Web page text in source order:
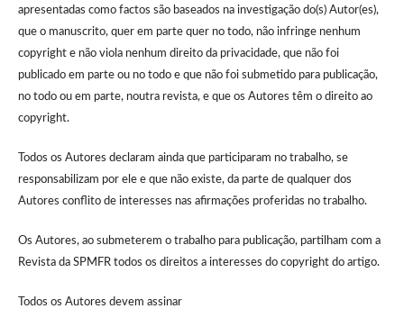
apresentadas como factos são baseados na investigação do(s) Autor(es),
que o manuscrito, quer em parte quer no todo, não infringe nenhum
copyright e não viola nenhum direito da privacidade, que não foi
publicado em parte ou no todo e que não foi submetido para publicação,
no todo ou em parte, noutra revista, e que os Autores têm o direito ao
copyright.
Todos os Autores declaram ainda que participaram no trabalho, se
responsabilizam por ele e que não existe, da parte de qualquer dos
Autores conflito de interesses nas afirmações proferidas no trabalho.
Os Autores, ao submeterem o trabalho para publicação, partilham com a
Revista da SPMFR todos os direitos a interesses do copyright do artigo.
Todos os Autores devem assinar